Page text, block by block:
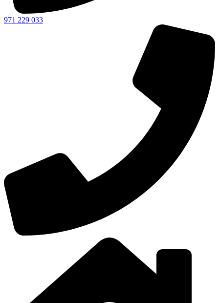
971 229 033